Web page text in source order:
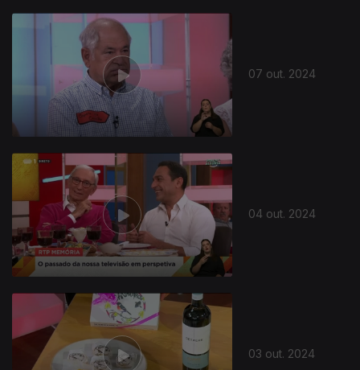
07 out. 2024
04 out. 2024
03 out. 2024